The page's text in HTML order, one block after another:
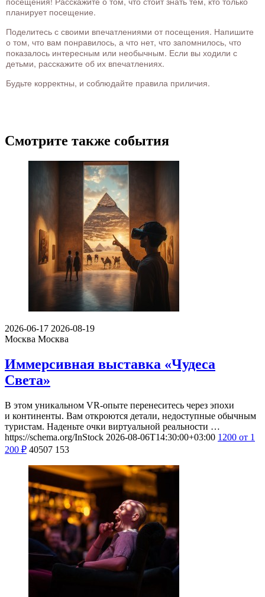
планирует посещение.
Поделитесь с своими впечатлениями от посещения. Напишите
о том, что вам понравилось, а что нет, что запомнилось, что
показалось интересным или необычным. Если вы ходили с
детьми, расскажите об их впечатлениях.
Будьте корректны, и соблюдайте правила приличия.
Смотрите также события
2026-06-17 2026-08-19
Москва Москва
Иммерсивная выставка «Чудеса
Света»
В этом уникальном VR-опыте перенеситесь через эпохи
и континенты. Вам откроются детали, недоступные обычным
туристам. Наденьте очки виртуальной реальности …
https://schema.org/InStock 2026-08-06T14:30:00+03:00 1200 от 1
200 ₽ 40507 153